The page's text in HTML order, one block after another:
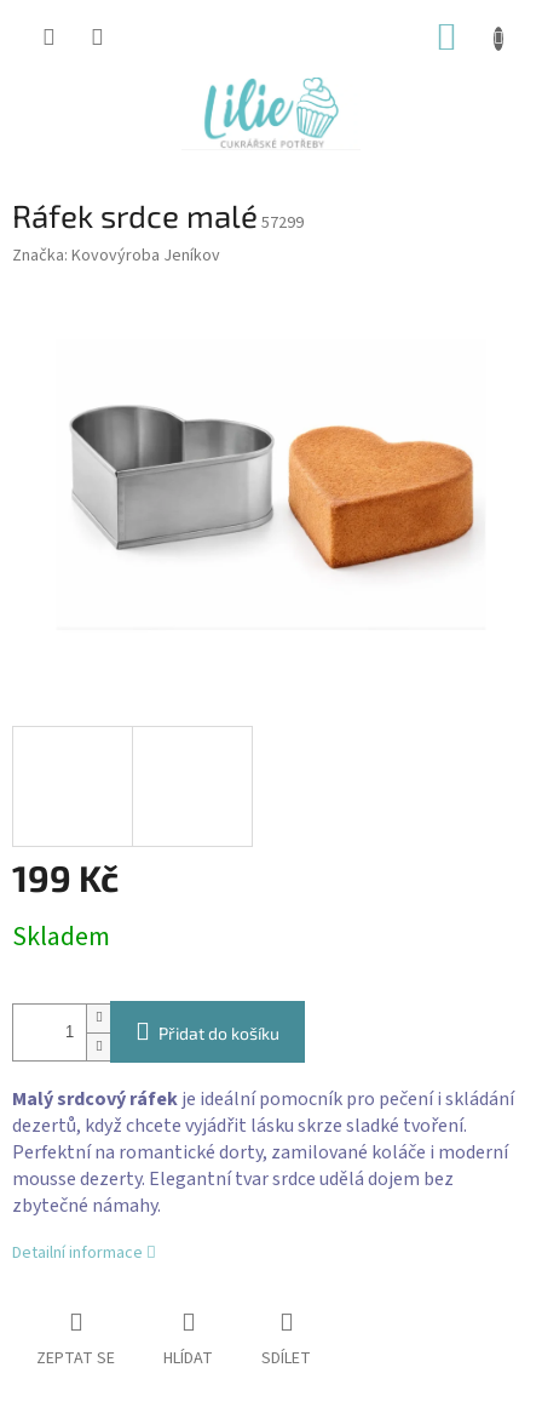
Ráfek srdce malé 57299
Značka: Kovovýroba Jeníkov
199 Kč
cena:
Skladem
Přidat do košíku
Malý srdcový ráfekje ideální pomocník pro pečení i skládání
dezertů, když chcete vyjádřit lásku skrze sladké tvoření.
Perfektní na romantické dorty, zamilované koláče i moderní
mousse dezerty. Elegantní tvar srdce udělá dojem bez
zbytečné námahy.
Detailní informace
ZEPTAT SE HLÍDAT SDÍLET